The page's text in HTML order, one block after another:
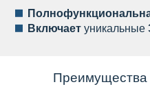
ключаетуникальные
Преимущества